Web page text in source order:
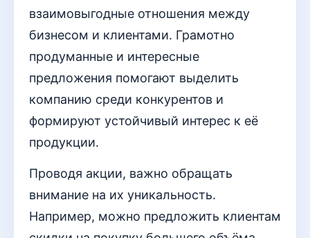
взаимовыгодные отношения между
бизнесом и клиентами. Грамотно
продуманные и интересные
предложения помогают выделить
компанию среди конкурентов и
формируют устойчивый интерес к её
продукции.
Проводя акции, важно обращать
внимание на их уникальность.
Например, можно предложить клиентам